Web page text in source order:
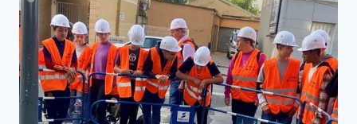
CINQ
GÉNÉRATIONS
ET
PLUS
ENCORE